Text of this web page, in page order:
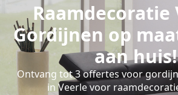
Raamdecoratie
Gordijnen op
aan huis!
Ontvang tot 3 offertes voor
in Veerle voor